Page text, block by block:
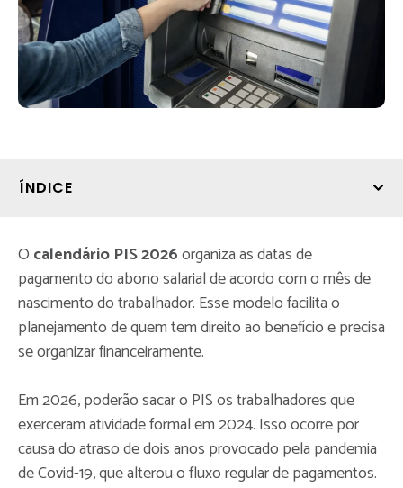
ÍNDICE
O calendário PIS 2026organiza as datas de
pagamento do abono salarial de acordo com o mês de
nascimento do trabalhador. Esse modelo facilita o
planejamento de quem tem direito ao benefício e precisa
se organizar financeiramente.
Em 2026, poderão sacar o PIS os trabalhadores que
exerceram atividade formal em 2024. Isso ocorre por
causa do atraso de dois anos provocado pela pandemia
de Covid-19, que alterou o fluxo regular de pagamentos.